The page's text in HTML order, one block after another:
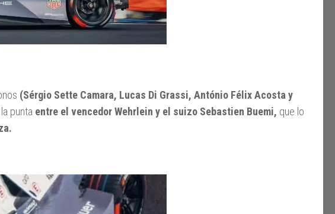
(Sérgio Sette Camara, Lucas Di Grassi, António Félix Acosta y
punta entre el vencedor Wehrlein y el suizo Sebastien Buemi, que lo